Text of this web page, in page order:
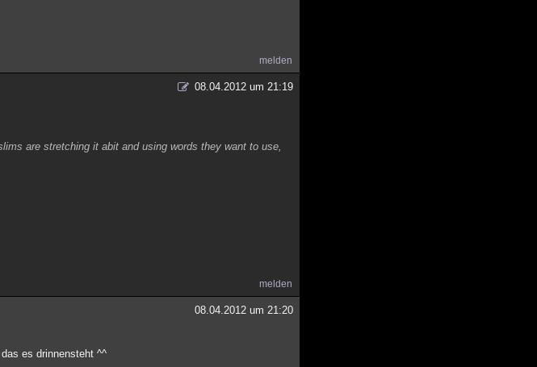
melden
08.04.2012 um 21:19
are stretching it abit and using words they want to use,
melden
08.04.2012 um 21:20
es drinnensteht ^^